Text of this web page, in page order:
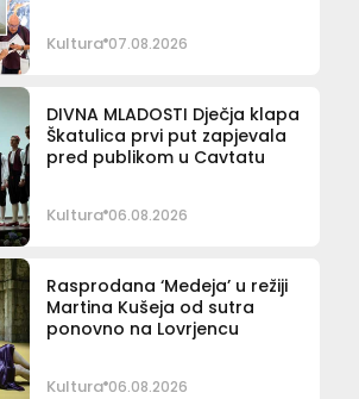
Kultura 07.08.2026
DIVNA MLADOSTI Dječja klapa
Škatulica prvi put zapjevala
pred publikom u Cavtatu
Kultura 06.08.2026
Rasprodana ‘Medeja’ u režiji
Martina Kušeja od sutra
ponovno na Lovrjencu
Kultura 06.08.2026